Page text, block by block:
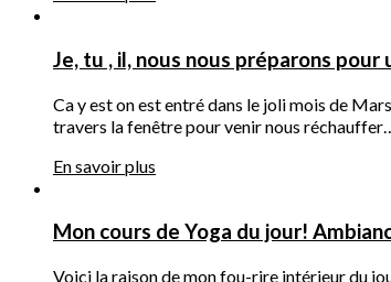
Je, tu , il, nous nous préparons pour
Ca y est on est entré dans le joli mois de
travers la fenêtre pour venir nous
En savoir plus
Mon cours de Yoga du jour!
Voici la raison de mon fou-rire intérieur du